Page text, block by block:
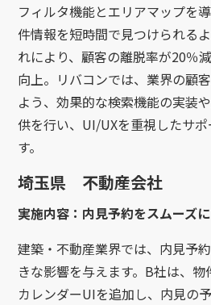
フィルタ機能とエリアマップを
件情報を短時間で見つけられる
れにより、顧客の離脱率が20％
向上。リバコンでは、業界の顧
よう、効果的な検索機能の実装
供を行い、UI/UXを重視したサ
す。
埼玉県 不動産会社
実施内容：内見予約をスムーズ
建築・不動産業界では、内見予
きな影響を与えます。B社は、
カレンダーUIを追加し、内見の